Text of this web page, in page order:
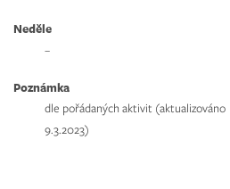
Neděle
–
Poznámka
dle pořádaných aktivit (aktualizováno
9.3.2023)